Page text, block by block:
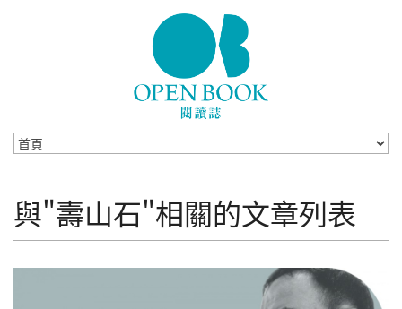
與"壽山石"相關的文章列表